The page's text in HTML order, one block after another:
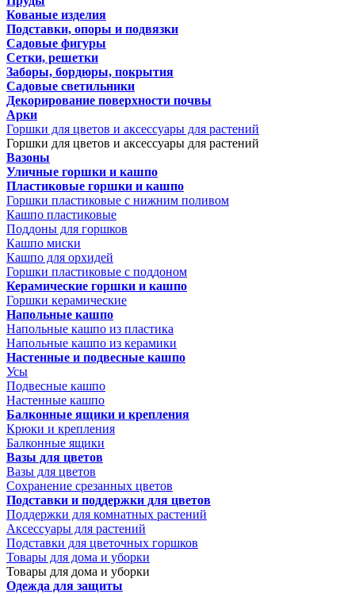
Кованые изделия
Подставки, опоры и подвязки
Садовые фигуры
Сетки, решетки
Заборы, бордюры, покрытия
Садовые светильники
Декорирование поверхности почвы
Арки
Горшки для цветов и аксессуары для растений
Горшки для цветов и аксессуары для растений
Вазоны
Уличные горшки и кашпо
Пластиковые горшки и кашпо
Горшки пластиковые с нижним поливом
Кашпо пластиковые
Поддоны для горшков
Кашпо миски
Кашпо для орхидей
Горшки пластиковые с поддоном
Керамические горшки и кашпо
Горшки керамические
Напольные кашпо
Напольные кашпо из пластика
Напольные кашпо из керамики
Настенные и подвесные кашпо
Усы
Подвесные кашпо
Настенные кашпо
Балконные ящики и крепления
Крюки и крепления
Балконные ящики
Вазы для цветов
Вазы для цветов
Сохранение срезанных цветов
Подставки и поддержки для цветов
Поддержки для комнатных растений
Аксессуары для растений
Подставки для цветочных горшков
Товары для дома и уборки
Товары для дома и уборки
Одежда для защиты